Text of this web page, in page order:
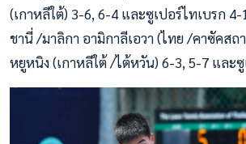
(เกาหลีใต้) 3-6, 6-4 และซูเปอร์ไทเบรก 4-
ชานี่ /มาลิกา อามิกาลีเอวา (ไทย /คาซัคสถ
หยูหนิง (เกาหลีใต้ /ไต้หวัน) 6-3, 5-7 และ